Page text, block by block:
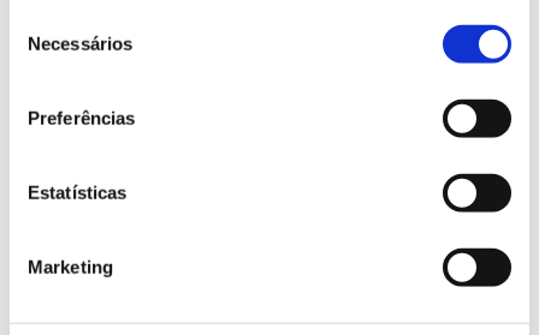
Necessários
Preferências
Estatísticas
Marketing
02.07.2026
cidadãos chamados a ajudar